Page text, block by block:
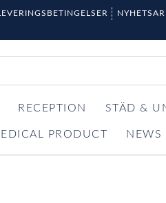
RECEPTION STÄD &
PRODUCT NEWS